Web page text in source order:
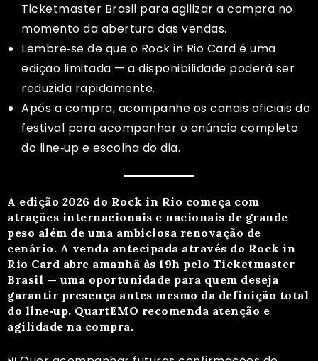
Ticketmaster Brasil para agilizar a compra no
momento da abertura das vendas.
Lembre‑se de que o Rock in Rio Card é uma
edição limitada — a disponibilidade poderá ser
reduzida rapidamente.
Após a compra, acompanhe os canais oficiais do
festival para acompanhar o anúncio completo
do line‑up e escolha do dia.
A edição 2026 do Rock in Rio começa com
atrações internacionais e nacionais de grande
peso além de uma ambiciosa renovação de
cenário. A venda antecipada através do Rock in
Rio Card abre amanhã às 19h pelo Ticketmaster
Brasil — uma oportunidade para quem deseja
garantir presença antes mesmo da definição total
do line‑up. QuartEMO recomenda atenção e
agilidade na compra.